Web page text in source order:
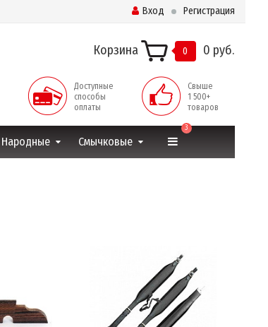
Вход Регистрация
Корзина 0 0 руб.
Доступные
способы
оплаты
Свыше
1 500+
товаров
Народные Смычковые
3